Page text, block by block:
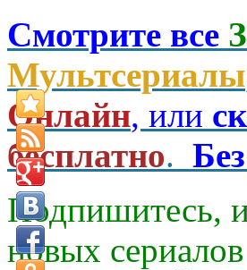
Смотрите все
Мультсериалы
Онлайн, или
бесплатно.
Подпишитесь,
новых